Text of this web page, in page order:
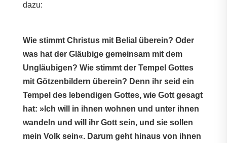
dazu:
Wie stimmt Christus mit Belial überein? Oder
was hat der Gläubige gemeinsam mit dem
Ungläubigen? Wie stimmt der Tempel Gottes
mit Götzenbildern überein? Denn ihr seid ein
Tempel des lebendigen Gottes, wie Gott gesagt
hat: »Ich will in ihnen wohnen und unter ihnen
wandeln und will ihr Gott sein, und sie sollen
mein Volk sein«. Darum geht hinaus von ihnen